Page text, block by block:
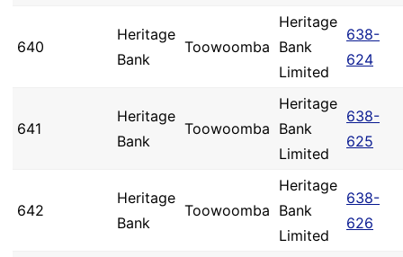
640
Heritage
Bank
Toowoomba
Heritage
Bank
Limited
638-
624
641
Heritage
Bank
Toowoomba
Heritage
Bank
Limited
638-
625
642
Heritage
Bank
Toowoomba
Heritage
Bank
Limited
638-
626